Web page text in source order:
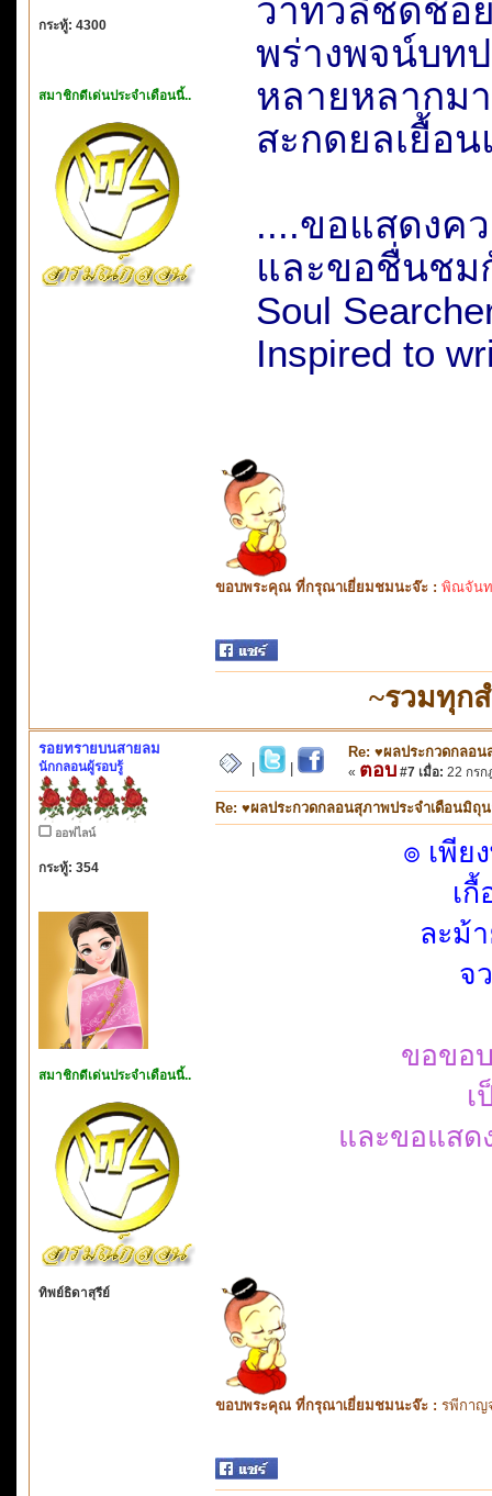
กระทู้: 4300
สมาชิกดีเด่นประจำเดือนนี้..
วาทวลีชดช้อ
พร่างพจน์บท
หลายหลากม
สะกดยลเยื้อ
....ขอแสดงค
และขอชื่นชม
Soul
Inspired to
ขอบพระคุณ ที่กรุณาเยี่ยมชมนะจ๊ะ : พิณจัน
~รวมทุก
รอยทรายบนสายลม
นักกลอนผู้รอบรู้
ออฟไลน์
กระทู้: 354
สมาชิกดีเด่นประจำเดือนนี้..
ทิพย์ธิดาสุรีย์
Re: ♥ผลประกวดกลอ
« ตอบ #7 เมื่อ: 22 กรก
Re: ♥ผลประกวดกลอนสุภาพประจำเดือน
๏ เพีย
เ
ละม้
จ
ขอขอ
เ
และขอแส
ขอบพระคุณ ที่กรุณาเยี่ยมชมนะจ๊ะ : รพีกาญ